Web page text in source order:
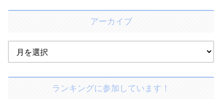
アーカイブ
ランキングに参加しています！